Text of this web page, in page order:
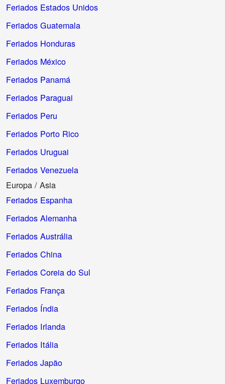
Feriados Estados Unidos
Feriados Guatemala
Feriados Honduras
Feriados México
Feriados Panamá
Feriados Paraguai
Feriados Peru
Feriados Porto Rico
Feriados Uruguai
Feriados Venezuela
Europa / Asia
Feriados Espanha
Feriados Alemanha
Feriados Austrália
Feriados China
Feriados Coreia do Sul
Feriados França
Feriados Índia
Feriados Irlanda
Feriados Itália
Feriados Japão
Feriados Luxemburgo